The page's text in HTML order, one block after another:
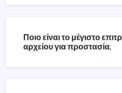
Ποιο είναι το μέγιστο
αρχείου για προστασία;